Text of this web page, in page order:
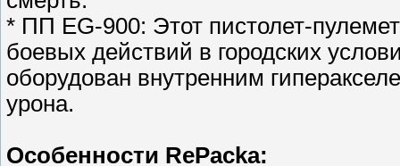
* ПП EG-900: Этот пистолет-
боевых действий в городских
оборудован внутренним
урона.
Особенности RePacka: